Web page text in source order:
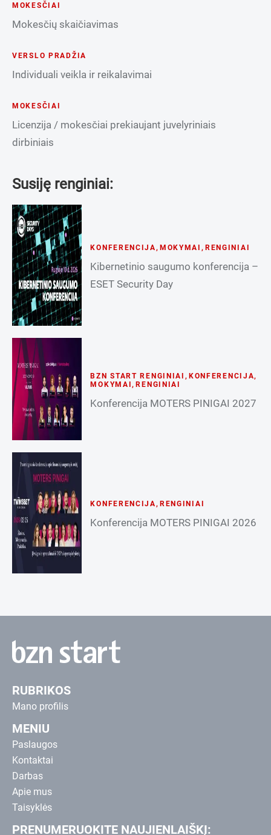
MOKESČIAI
Mokesčių skaičiavimas
VERSLO PRADŽIA
Individuali veikla ir reikalavimai
MOKESČIAI
Licenzija / mokesčiai prekiaujant juvelyriniais
dirbiniais
Susiję renginiai:
KONFERENCIJA , MOKYMAI , RENGINIAI
Kibernetinio saugumo konferencija –
ESET Security Day
BZN START RENGINIAI , KONFERENCIJA,
MOKYMAI ,RENGINIAI
Konferencija MOTERS PINIGAI 2027
KONFERENCIJA, RENGINIAI
Konferencija MOTERS PINIGAI 2026
RUBRIKOS
Mano profilis
MENIU
Paslaugos
Kontaktai
Darbas
Apie mus
Taisyklės
PRENUMERUOKITE NAUJIENLAIŠKĮ: